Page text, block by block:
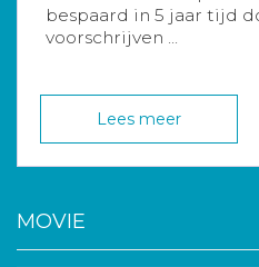
bespaard in 5 jaar tijd
voorschrijven ...
Lees meer
MOVIE